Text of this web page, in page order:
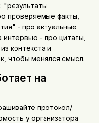
"результаты
проверяемые факты,
- про актуальные
интервью - про цитаты,
контекста и
чтобы менялся смысл.
на
протокол/
у организатора